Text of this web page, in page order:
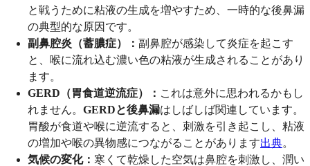
と戦うために粘液の生成を増やすため、一時的な後鼻漏
の典型的な原因です。
副鼻腔炎（蓄膿症）： 副鼻腔が感染して炎症を起こす
と、喉に流れ込む濃い色の粘液が生成されることがあり
ます。
GERD（胃食道逆流症）： これは意外に思われるかもし
れません。 GERDと後鼻漏はしばしば関連しています。
胃酸が食道や喉に逆流すると、刺激を引き起こし、粘液
の増加や喉の異物感につながることがあります出典。
気候の変化： 寒くて乾燥した空気は鼻腔を刺激し、潤い